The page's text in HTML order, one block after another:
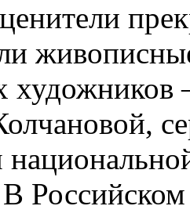
художников
Российском